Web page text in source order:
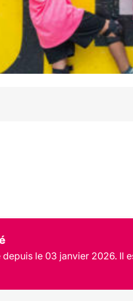
depuis le 03 janvier 2026. Il